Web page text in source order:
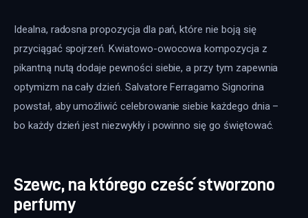
Więcej
Idealna, radosna propozycja dla pań, które nie boją się
przyciągać spojrzeń. Kwiatowo-owocowa kompozycja z
pikantną nutą dodaje pewności siebie, a przy tym zapewnia
optymizm na cały dzień. Salvatore Ferragamo Signorina
powstał, aby umożliwić celebrowanie siebie każdego dnia –
bo każdy dzień jest niezwykły i powinno się go świętować.
Szewc, na którego cześć stworzono
perfumy